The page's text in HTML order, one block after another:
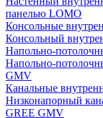
панелью LOMO
Консольные
Консольный
Напольно-
Напольно-
GMV
Канальные
Низконапорный
GREE GMV